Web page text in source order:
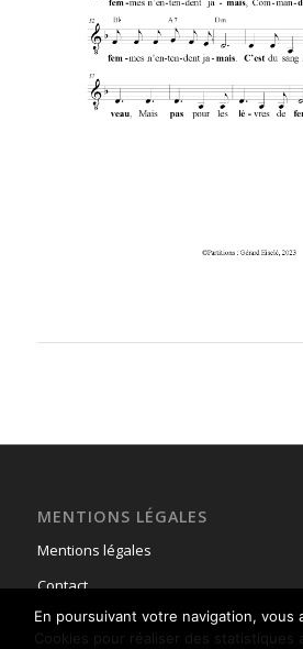
MENTIONS LÉGALES
Mentions légales
Contact
En poursuivant votre navigation, vous
Cookies pour réaliser des statistiques